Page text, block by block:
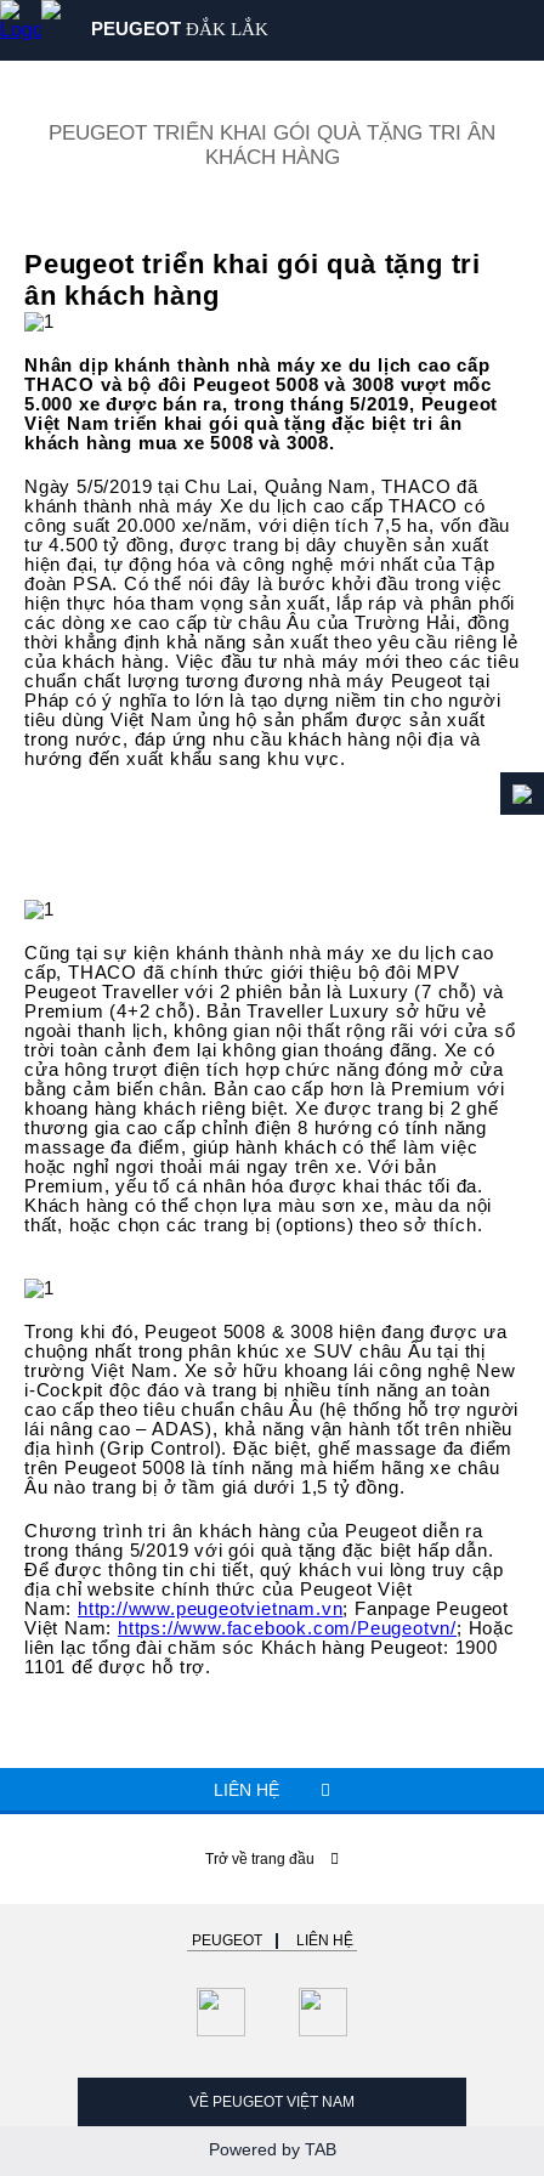
PEUGEOT ĐẮK LẮK
LIÊN HỆ
PEUGEOT TRIỂN KHAI GÓI QUÀ TẶNG TRI ÂN
KHÁCH HÀNG
Peugeot triển khai gói quà tặng tri
ân khách hàng
Nhân dịp khánh thành nhà máy xe du lịch cao cấp
THACO và bộ đôi Peugeot 5008 và 3008 vượt mốc
5.000 xe được bán ra, trong tháng 5/2019, Peugeot
Việt Nam triển khai gói quà tặng đặc biệt tri ân
khách hàng mua xe 5008 và 3008.
Ngày 5/5/2019 tại Chu Lai, Quảng Nam, THACO đã
khánh thành nhà máy Xe du lịch cao cấp THACO có
công suất 20.000 xe/năm, với diện tích 7,5 ha, vốn đầu
tư 4.500 tỷ đồng, được trang bị dây chuyền sản xuất
hiện đại, tự động hóa và công nghệ mới nhất của Tập
đoàn PSA. Có thể nói đây là bước khởi đầu trong việc
hiện thực hóa tham vọng sản xuất, lắp ráp và phân phối
các dòng xe cao cấp từ châu Âu của Trường Hải, đồng
thời khẳng định khả năng sản xuất theo yêu cầu riêng lẻ
của khách hàng. Việc đầu tư nhà máy mới theo các tiêu
chuẩn chất lượng tương đương nhà máy Peugeot tại
Pháp có ý nghĩa to lớn là tạo dựng niềm tin cho người
tiêu dùng Việt Nam ủng hộ sản phẩm được sản xuất
trong nước, đáp ứng nhu cầu khách hàng nội địa và
hướng đến xuất khẩu sang khu vực.
Cũng tại sự kiện khánh thành nhà máy xe du lịch cao
cấp, THACO đã chính thức giới thiệu bộ đôi MPV
Peugeot Traveller với 2 phiên bản là Luxury (7 chỗ) và
Premium (4+2 chỗ). Bản Traveller Luxury sở hữu vẻ
ngoài thanh lịch, không gian nội thất rộng rãi với cửa sổ
trời toàn cảnh đem lại không gian thoáng đãng. Xe có
cửa hông trượt điện tích hợp chức năng đóng mở cửa
bằng cảm biến chân. Bản cao cấp hơn là Premium với
khoang hàng khách riêng biệt. Xe được trang bị 2 ghế
thương gia cao cấp chỉnh điện 8 hướng có tính năng
massage đa điểm, giúp hành khách có thể làm việc
hoặc nghỉ ngơi thoải mái ngay trên xe. Với bản
Premium, yếu tố cá nhân hóa được khai thác tối đa.
Khách hàng có thể chọn lựa màu sơn xe, màu da nội
thất, hoặc chọn các trang bị (options) theo sở thích.
Trong khi đó, Peugeot 5008 & 3008 hiện đang được ưa
chuộng nhất trong phân khúc xe SUV châu Âu tại thị
trường Việt Nam. Xe sở hữu khoang lái công nghệ New
i-Cockpit độc đáo và trang bị nhiều tính năng an toàn
cao cấp theo tiêu chuẩn châu Âu (hệ thống hỗ trợ người
lái nâng cao – ADAS), khả năng vận hành tốt trên nhiều
địa hình (Grip Control). Đặc biệt, ghế massage đa điểm
trên Peugeot 5008 là tính năng mà hiếm hãng xe châu
Âu nào trang bị ở tầm giá dưới 1,5 tỷ đồng.
Chương trình tri ân khách hàng của Peugeot diễn ra
trong tháng 5/2019 với gói quà tặng đặc biệt hấp dẫn.
Để được thông tin chi tiết, quý khách vui lòng truy cập
địa chỉ website chính thức của Peugeot Việt
Nam: http://www.peugeotvietnam.vn; Fanpage Peugeot
Việt Nam: https://www.facebook.com/Peugeotvn/; Hoặc
liên lạc tổng đài chăm sóc Khách hàng Peugeot: 1900
1101 để được hỗ trợ.
LIÊN HỆ
Trở về trang đầu
PEUGEOT LIÊN HỆ
VỀ PEUGEOT VIỆT NAM
Powered by TAB